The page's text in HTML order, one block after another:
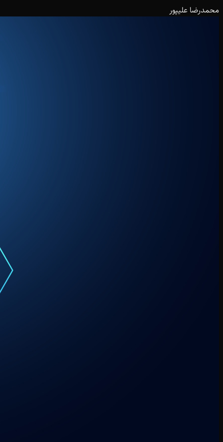
محمدرضا علیپور